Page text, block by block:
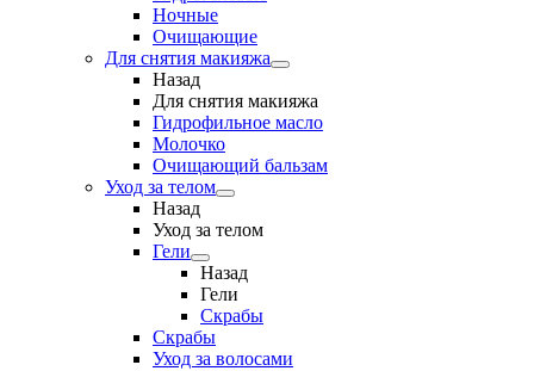
Ночные
Очищающие
Для снятия макияжа
Назад
Для снятия макияжа
Гидрофильное масло
Молочко
Очищающий бальзам
Уход за телом
Назад
Уход за телом
Гели
Назад
Гели
Скрабы
Скрабы
Уход за волосами